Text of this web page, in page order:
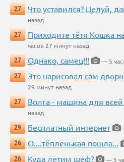
27
Что уставился? Целуй,
назад
27
Приходите тётя Кошка
часов 27 минут назад
27
Однако, самец!!!
— 5
27
Это нарисовал сам
29 минут назад
27
Волга - машина для
назад
29
Бесплатный интернет
26
О....тёпленькая пошла...
26
Куда летим шеф? — 5